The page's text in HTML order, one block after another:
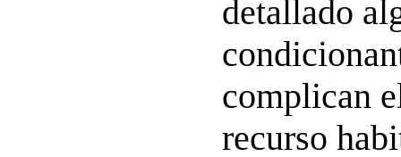
detallado
complican
recurso